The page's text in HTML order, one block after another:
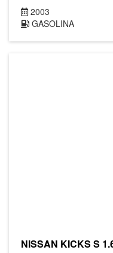
2003
GASOLINA
NISSAN KICKS S